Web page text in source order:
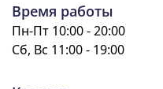
Время работы
Пн-Пт 10:00 - 20:00
Сб, Вс 11:00 - 19:00